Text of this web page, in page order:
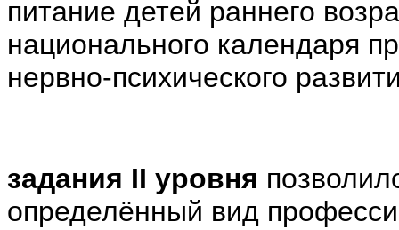
питание детей раннего
национального календаря
нервно-психического
задания II уровня
определённый вид